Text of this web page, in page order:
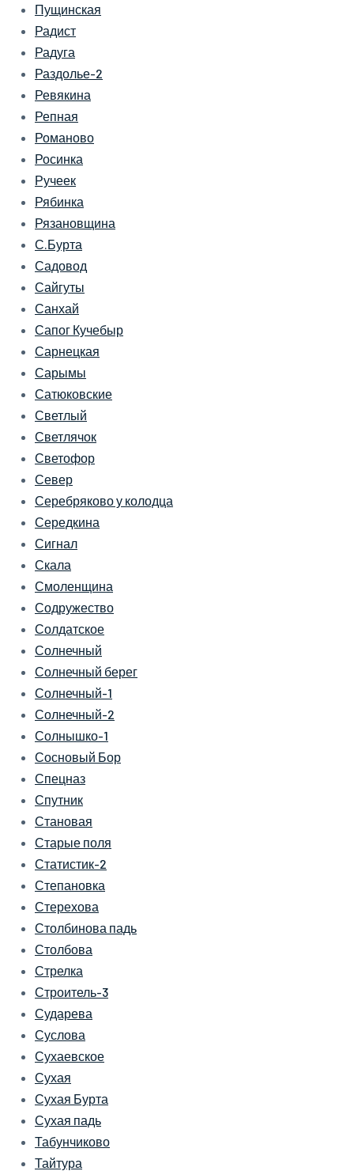
Пущинская
Радист
Радуга
Раздолье-2
Ревякина
Репная
Романово
Росинка
Ручеек
Рябинка
Рязановщина
С.Бурта
Садовод
Сайгуты
Санхай
Сапог Кучебыр
Сарнецкая
Сарымы
Сатюковские
Светлый
Светлячок
Светофор
Север
Серебряково у колодца
Середкина
Сигнал
Скала
Смоленщина
Содружество
Солдатское
Солнечный
Солнечный берег
Солнечный-1
Солнечный-2
Солнышко-1
Сосновый Бор
Спецназ
Спутник
Становая
Старые поля
Статистик-2
Степановка
Стерехова
Столбинова падь
Столбова
Стрелка
Строитель-3
Сударева
Суслова
Сухаевское
Сухая
Сухая Бурта
Сухая падь
Табунчиково
Тайтура